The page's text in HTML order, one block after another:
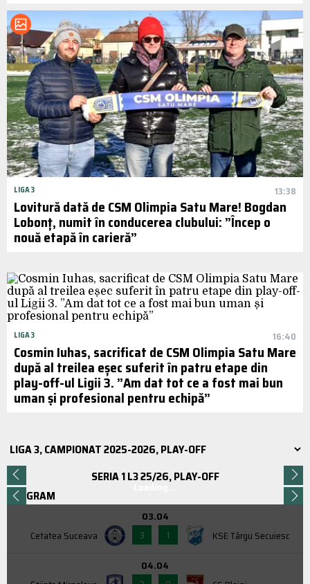
LIGA 3 13:38
Lovitură dată de CSM Olimpia Satu Mare! Bogdan
Lobonț, numit în conducerea clubului: ”Încep o
nouă etapă în carieră”
LIGA 3 16:40
Cosmin Iuhas, sacrificat de CSM Olimpia Satu Mare
după al treilea eșec suferit în patru etape din
play-off-ul Ligii 3. ”Am dat tot ce a fost mai bun
uman și profesional pentru echipă”
SERIA 1 L3 25/26, PLAY-OFF
PROGRAM
Cetatea Suceava
03.04
3
1 KSE Târgu Secuiesc
04.04